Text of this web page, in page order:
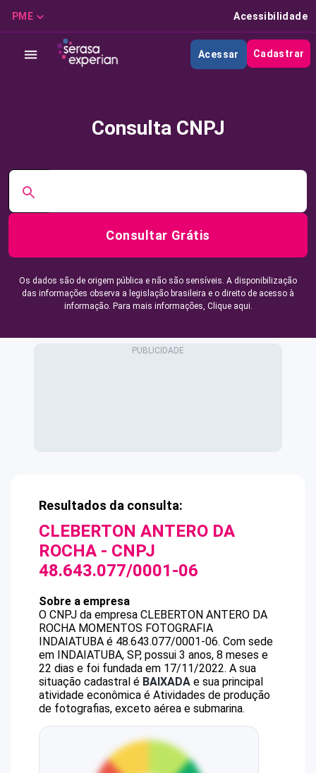
PME Acessibilidade
Acessar Cadastrar
Consulta CNPJ
Consultar Grátis
Os dados são de origem pública e não são sensíveis. A disponibilização
das informações observa a legislação brasileira e o direito de acesso à
informação. Para mais informações, Clique aqui.
Resultados da consulta:
CLEBERTON ANTERO DA
ROCHA - CNPJ
48.643.077/0001-06
Sobre a empresa
O CNPJ da empresa CLEBERTON ANTERO DA
ROCHA MOMENTOS FOTOGRAFIA
INDAIATUBA é 48.643.077/0001-06. Com sede
em INDAIATUBA, SP, possui 3 anos, 8 meses e
22 dias e foi fundada em 17/11/2022. A sua
situação cadastral é BAIXADA e sua principal
atividade econômica é Atividades de produção
de fotografias, exceto aérea e submarina.